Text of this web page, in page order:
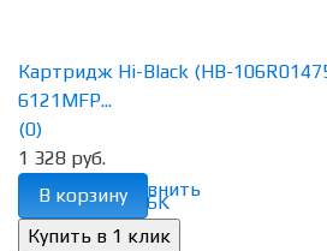
избранное сравнить
Картридж Hi-Black (HB-
6121MFP...
(0)
1 328 руб.
В корзину